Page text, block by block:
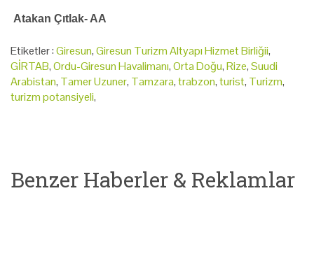
Atakan Çıtlak- AA
Etiketler :Giresun,Giresun Turizm Altyapı Hizmet Birliğii,
GİRTAB,Ordu-Giresun Havalimanı,Orta Doğu,Rize,Suudi
Arabistan, Tamer Uzuner, Tamzara,trabzon,turist, Turizm,
turizm potansiyeli,
Benzer Haberler & Reklamlar